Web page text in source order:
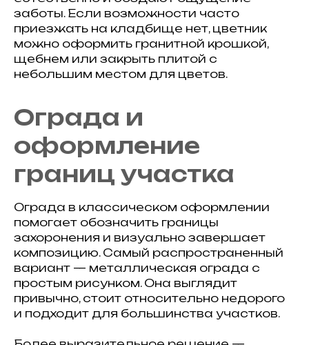
заботы. Если возможности часто
приезжать на кладбище нет, цветник
можно оформить гранитной крошкой,
щебнем или закрыть плитой с
небольшим местом для цветов.
Ограда и
оформление
границ участка
Ограда в классическом оформлении
помогает обозначить границы
захоронения и визуально завершает
композицию. Самый распространенный
вариант — металлическая ограда с
простым рисунком. Она выглядит
привычно, стоит относительно недорого
и подходит для большинства участков.